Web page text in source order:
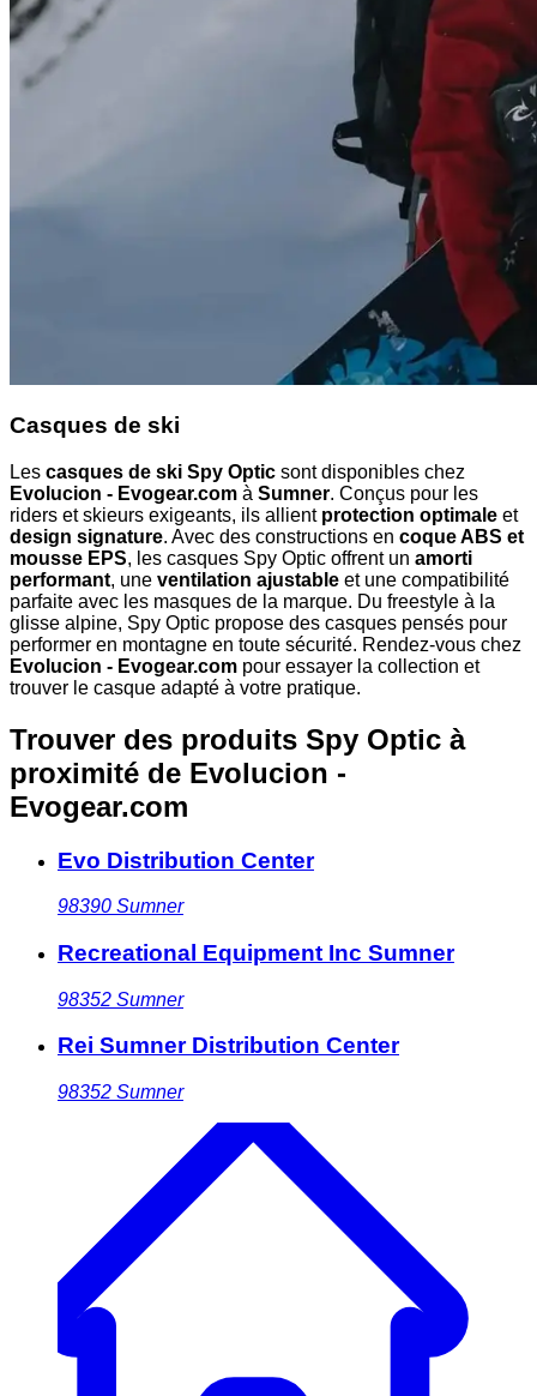
Casques de ski
Les casques de ski Spy Optic sont disponibles chez
Evolucion - Evogear.com à Sumner. Conçus pour les
riders et skieurs exigeants, ils allient protection optimale et
design signature. Avec des constructions en coque ABS et
mousse EPS, les casques Spy Optic offrent un amorti
performant, une ventilation ajustable et une compatibilité
parfaite avec les masques de la marque. Du freestyle à la
glisse alpine, Spy Optic propose des casques pensés pour
performer en montagne en toute sécurité. Rendez-vous chez
Evolucion - Evogear.com pour essayer la collection et
trouver le casque adapté à votre pratique.
Trouver des produits Spy Optic à
proximité de Evolucion -
Evogear.com
Evo Distribution Center
98390 Sumner
Recreational Equipment Inc Sumner
98352 Sumner
Rei Sumner Distribution Center
98352 Sumner